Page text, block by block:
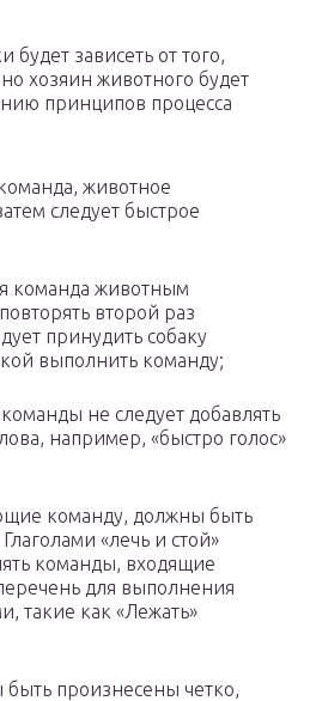
будет зависеть от того,
хозяин животного будет
принципов процесса
животное
следует быстрое
команда животным
второй раз
принудить собаку
выполнить команду;
не следует добавлять
например, «быстро голос»
команду, должны быть
«лечь и стой»
команды, входящие
для выполнения
такие как «Лежать»
произнесены четко,